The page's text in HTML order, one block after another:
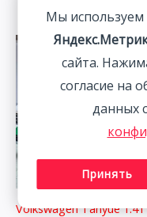
Volkswagen Tanyue 1.4T
Мы используем
сайта.
согласие на
данных
Принять